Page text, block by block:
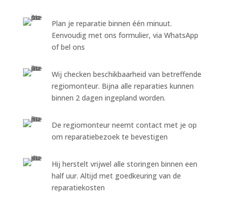
Plan je reparatie binnen één minuut.
Eenvoudig met ons formulier, via WhatsApp
of bel ons
Wij checken beschikbaarheid van betreffende
regiomonteur. Bijna alle reparaties kunnen
binnen 2 dagen ingepland worden.
De regiomonteur neemt contact met je op
om reparatiebezoek te bevestigen
Hij herstelt vrijwel alle storingen binnen een
half uur. Altijd met goedkeuring van de
reparatiekosten